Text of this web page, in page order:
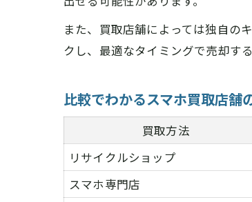
また、買取店舗によっては独自の
クし、最適なタイミングで売却す
比較でわかるスマホ買取店舗
買取方法
リサイクルショップ
スマホ専門店